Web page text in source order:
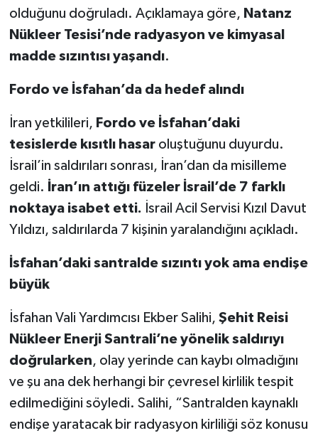
olduğunu doğruladı. Açıklamaya göre, Natanz
Nükleer Tesisi’nde radyasyon ve kimyasal
madde sızıntısı yaşandı.
Fordo ve İsfahan’da da hedef alındı
İran yetkilileri, Fordo ve İsfahan’daki
tesislerde kısıtlı hasaroluştuğunu duyurdu.
İsrail’in saldırıları sonrası, İran’dan da misilleme
geldi. İran’ın attığı füzeler İsrail’de 7 farklı
noktaya isabet etti. İsrail Acil Servisi Kızıl Davut
Yıldızı, saldırılarda 7 kişinin yaralandığını açıkladı.
İsfahan’daki santralde sızıntı yok ama endişe
büyük
İsfahan Vali Yardımcısı Ekber Salihi, Şehit Reisi
Nükleer Enerji Santrali’ne yönelik saldırıyı
doğrularken, olay yerinde can kaybı olmadığını
ve şu ana dek herhangi bir çevresel kirlilik tespit
edilmediğini söyledi. Salihi, “Santralden kaynaklı
endişe yaratacak bir radyasyon kirliliği söz konusu